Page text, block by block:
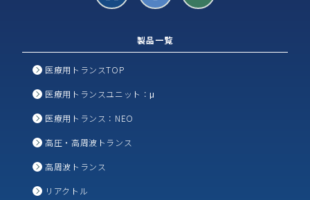
製品一覧
医療用トランスTOP
医療用トランスユニット：μ
医療用トランス：NEO
高圧・高周波トランス
高周波トランス
リアクトル